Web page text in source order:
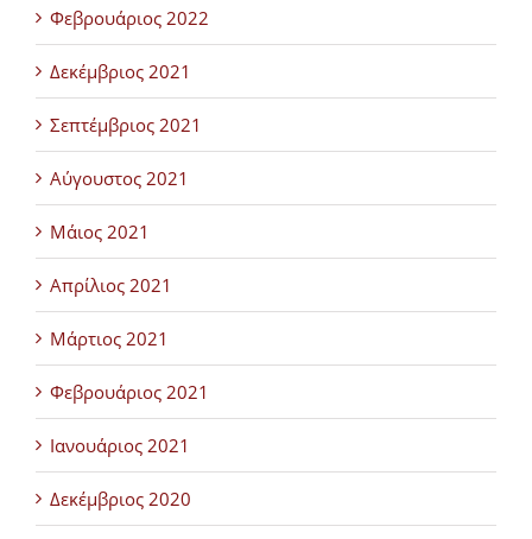
Φεβρουάριος 2022
Δεκέμβριος 2021
Σεπτέμβριος 2021
Αύγουστος 2021
Μάιος 2021
Απρίλιος 2021
Μάρτιος 2021
Φεβρουάριος 2021
Ιανουάριος 2021
Δεκέμβριος 2020